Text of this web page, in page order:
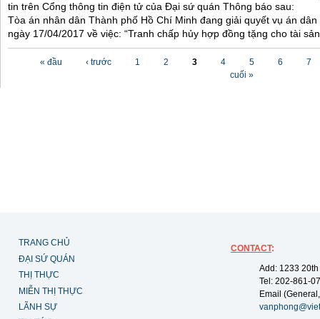
tin trên Cổng thông tin điện tử của Đại sứ quán Thông báo sau:
Tòa án nhân dân Thành phố Hồ Chí Minh đang giải quyết vụ án
ngày 17/04/2017 về việc: “Tranh chấp hủy hợp đồng tặng cho tài
« đầu ‹ trước 1 2 3 4 5 6
7
cuối »
TRANG CHỦ
ĐẠI SỨ QUÁN
THỊ THỰC
MIỄN THỊ THỰC
LÃNH SỰ
CONTACT:
Add: 1233
Tel: 202-861-
Email